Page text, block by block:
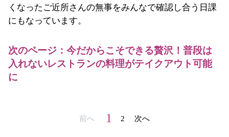
くなったご近所さんの無事をみんなで確認し合う日課
にもなっています。
次のページ：今だからこそできる贅沢！普段は
入れないレストランの料理がテイクアウト可能
に
前へ 1 2 次へ